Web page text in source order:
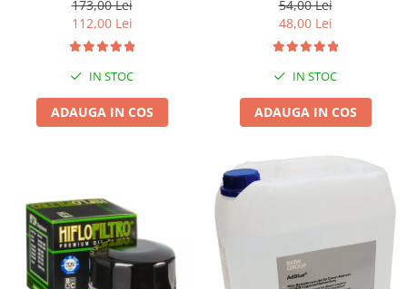
173,00 Lei
112,00 Lei
IN STOC
ADAUGA IN COS
54,00 Lei
48,00 Lei
IN STOC
ADAUGA IN COS